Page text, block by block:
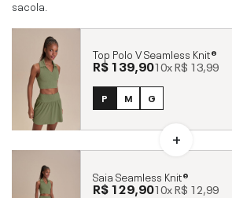
sacola.
Top Polo V Seamless Knit®
R$ 139,9010xR$ 13,99
P M G
Saia Seamless Knit®
R$ 129,9010xR$ 12,99